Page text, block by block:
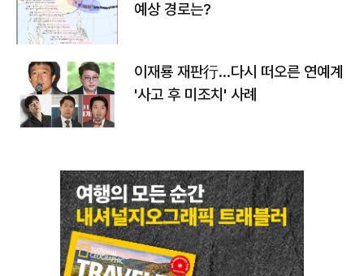
예상 경로는?
이재룡 재판行…다시 떠오른 연예계
'사고 후 미조치' 사례